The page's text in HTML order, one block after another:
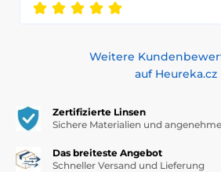
Weitere
auf Heureka.cz
Zertifizierte Linsen
Sichere Materialien und
Das breiteste Angebot
Schneller Versand und Lieferung